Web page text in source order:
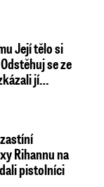
Její tělo si
se ze
jí…
Rihannu na
pistolníci